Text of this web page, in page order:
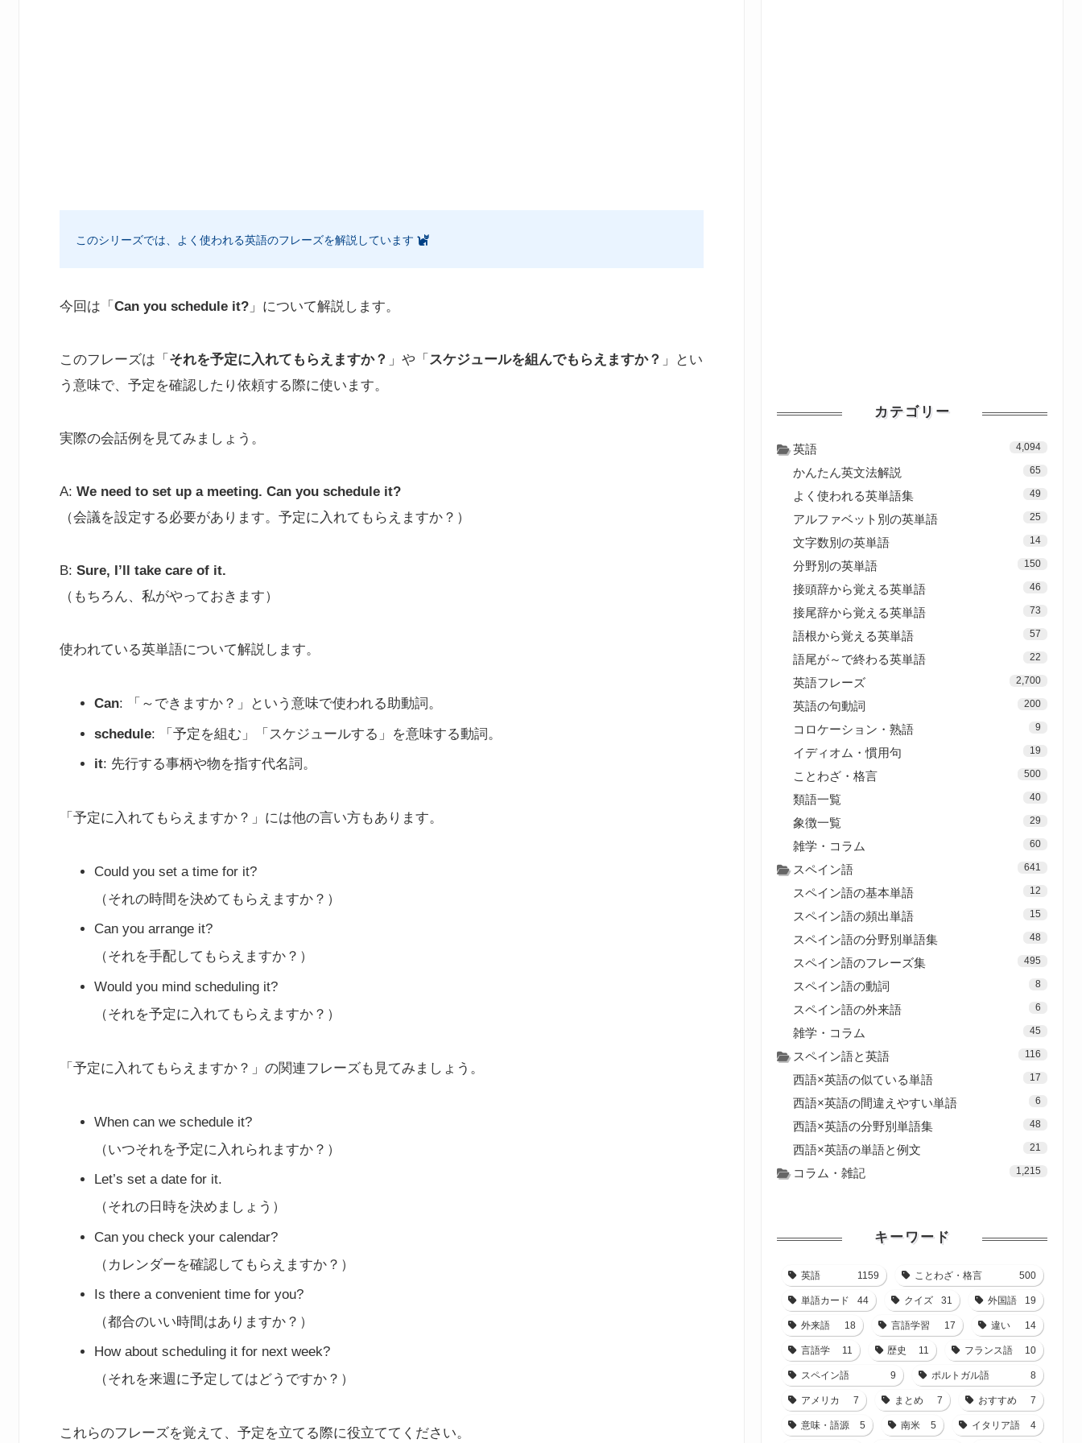
このシリーズでは、よく使われる英語のフレーズを解説しています
今回は「 Can you schedule it? 」について解説します。
このフレーズは「 それを予定に入れてもらえますか？ 」や「 スケジュールを組んでもらえますか？ 」とい
う意味で、予定を確認したり依頼する際に使います。
実際の会話例を見てみましょう。
A: We need to set up a meeting. Can you schedule it?
（会議を設定する必要があります。予定に入れてもらえますか？）
B: Sure, I’ll take care of it.
（もちろん、私がやっておきます）
使われている英単語について解説します。
Can: 「～できますか？」という意味で使われる助動詞。
schedule: 「予定を組む」「スケジュールする」を意味する動詞。
it: 先行する事柄や物を指す代名詞。
「予定に入れてもらえますか？」には他の言い方もあります。
Could you set a time for it?
（それの時間を決めてもらえますか？）
Can you arrange it?
（それを手配してもらえますか？）
Would you mind scheduling it?
（それを予定に入れてもらえますか？）
「予定に入れてもらえますか？」の関連フレーズも見てみましょう。
When can we schedule it?
（いつそれを予定に入れられますか？）
Let’s set a date for it.
（それの日時を決めましょう）
Can you check your calendar?
（カレンダーを確認してもらえますか？）
Is there a convenient time for you?
（都合のいい時間はありますか？）
How about scheduling it for next week?
（それを来週に予定してはどうですか？）
これらのフレーズを覚えて、予定を立てる際に役立ててください。
カテゴリー
英語 4,094
かんたん英文法解説 65
よく使われる英単語集 49
アルファベット別の英単語 25
文字数別の英単語 14
分野別の英単語 150
接頭辞から覚える英単語 46
接尾辞から覚える英単語 73
語根から覚える英単語 57
語尾が～で終わる英単語 22
英語フレーズ 2,700
英語の句動詞 200
コロケーション・熟語 9
イディオム・慣用句 19
ことわざ・格言 500
類語一覧 40
象徴一覧 29
雑学・コラム 60
スペイン語 641
スペイン語の基本単語 12
スペイン語の頻出単語 15
スペイン語の分野別単語集 48
スペイン語のフレーズ集 495
スペイン語の動詞 8
スペイン語の外来語 6
雑学・コラム 45
スペイン語と英語 116
西語×英語の似ている単語 17
西語×英語の間違えやすい単語 6
西語×英語の分野別単語集 48
西語×英語の単語と例文 21
コラム・雑記 1,215
キーワード
英語 1159 ことわざ・格言 500
単語カード 44 クイズ 31 外国語 19
外来語 18 言語学習 17 違い 14
言語学 11 歴史 11 フランス語 10
スペイン語 9 ポルトガル語 8
アメリカ 7 まとめ 7 おすすめ 7
意味・語源 5 南米 5 イタリア語 4